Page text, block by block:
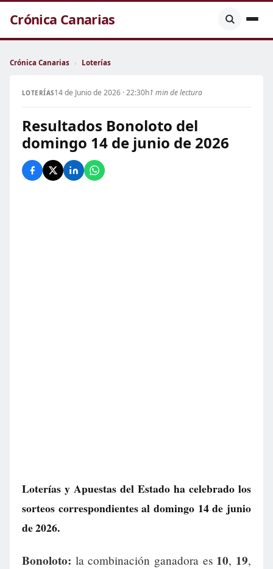
Crónica Canarias
Crónica Canarias › Loterías
LOTERÍAS14 de Junio de 2026 · 22:30h1 min de lectura
Resultados Bonoloto del
domingo 14 de junio de 2026
Loterías y Apuestas del Estado ha celebrado los
sorteos correspondientes al domingo 14 de junio
de 2026.
Bonoloto: la combinación ganadora es 10, 19,